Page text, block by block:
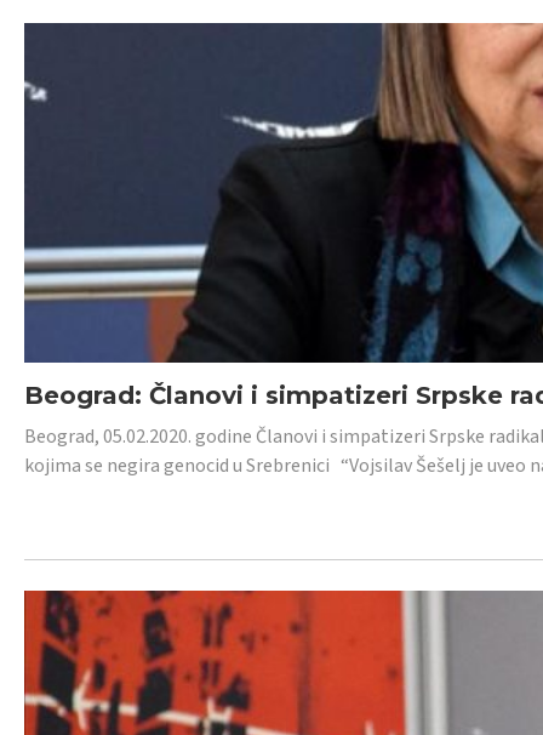
Beograd: Članovi i simpatizeri Srpske
Beograd, 05.02.2020. godine Članovi i simpatizeri Srpske
kojima se negira genocid u Srebrenici “Vojsilav Šešelj je uveo